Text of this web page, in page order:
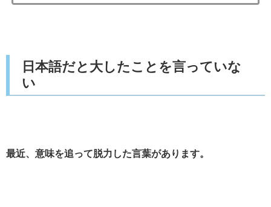
日本語だと大したことを言っていな
い
最近、意味を追って脱力した言葉があります。